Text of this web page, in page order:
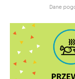
Dane